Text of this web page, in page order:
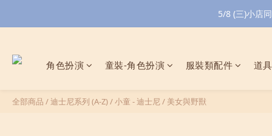
5/8 (三)小店
角色扮演 童裝-角色扮演 服裝類配件 道
全部商品 /迪士尼系列 (A-Z)/小童 - 迪士尼/ 美女與野獸